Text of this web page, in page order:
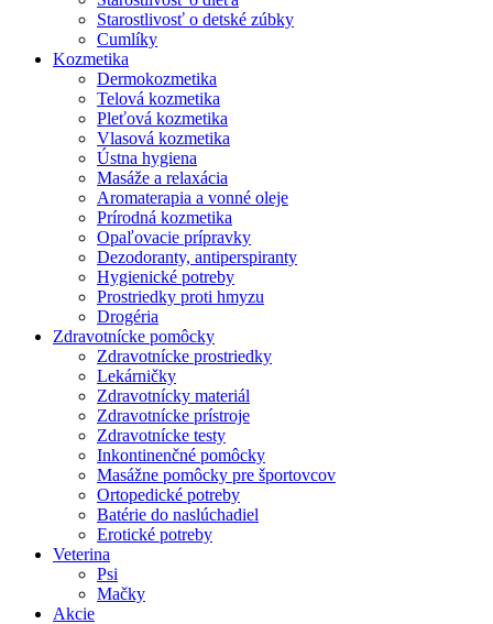
Starostlivosť o detské zúbky
Cumlíky
Kozmetika
Dermokozmetika
Telová kozmetika
Pleťová kozmetika
Vlasová kozmetika
Ústna hygiena
Masáže a relaxácia
Aromaterapia a vonné oleje
Prírodná kozmetika
Opaľovacie prípravky
Dezodoranty, antiperspiranty
Hygienické potreby
Prostriedky proti hmyzu
Drogéria
Zdravotnícke pomôcky
Zdravotnícke prostriedky
Lekárničky
Zdravotnícky materiál
Zdravotnícke prístroje
Zdravotnícke testy
Inkontinenčné pomôcky
Masážne pomôcky pre športovcov
Ortopedické potreby
Batérie do naslúchadiel
Erotické potreby
Veterina
Psi
Mačky
Akcie